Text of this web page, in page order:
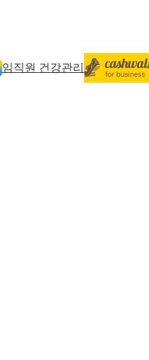
임직원 건강관리